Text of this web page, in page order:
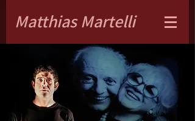
Matthias Martelli